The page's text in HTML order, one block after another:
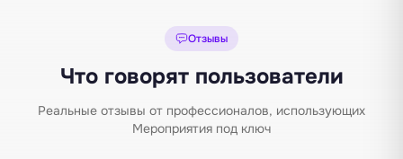
Отзывы
Что говорят пользователи
Реальные отзывы от профессионалов, использующих
Мероприятия под ключ